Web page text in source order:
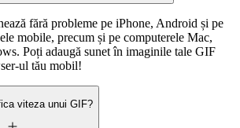
fără probleme pe iPhone, Android și pe
mobile, precum și pe computerele Mac,
Poți adaugă sunet în imaginile tale GIF
ul tău mobil!
viteza unui GIF?